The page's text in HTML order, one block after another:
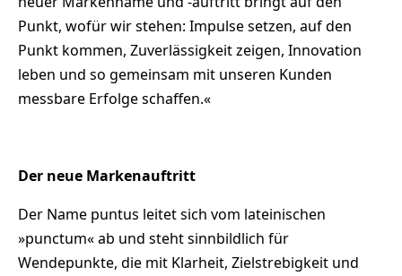
Punkt, wofür wir stehen: Impulse setzen, auf den
Punkt kommen, Zuverlässigkeit zeigen, Innovation
leben und so gemeinsam mit unseren Kunden
messbare Erfolge schaffen.«
Der neue Markenauftritt
Der Name puntus leitet sich vom lateinischen
»punctum« ab und steht sinnbildlich für
Wendepunkte, die mit Klarheit, Zielstrebigkeit und